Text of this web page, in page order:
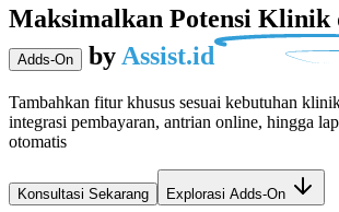
Maksimalkan Potensi Klinik
Adds-On by Assist.id
Tambahkan fitur khusus sesuai kebutuhan
integrasi pembayaran, antrian online, hingga
otomatis
Konsultasi Sekarang Explorasi Adds-On